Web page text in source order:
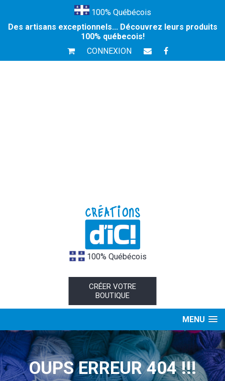
100% Québécois
Des artisans exceptionnels... Découvrez leurs produits
100% québecois!
CONNEXION
100% Québécois
CRÉER VOTRE
BOUTIQUE
MENU
OUPS ERREUR 404 !!!